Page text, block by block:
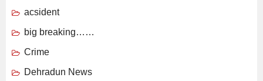
acsident
big breaking……
Crime
Dehradun News